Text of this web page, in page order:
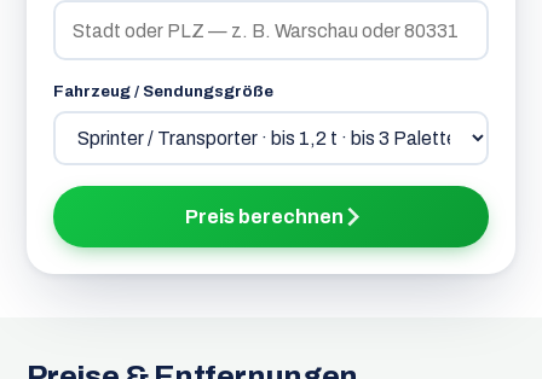
Fahrzeug / Sendungsgröße
Preis berechnen